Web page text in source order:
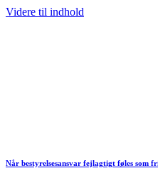
Videre til indhold
Når bestyrelsesansvar fejlagtigt føles som